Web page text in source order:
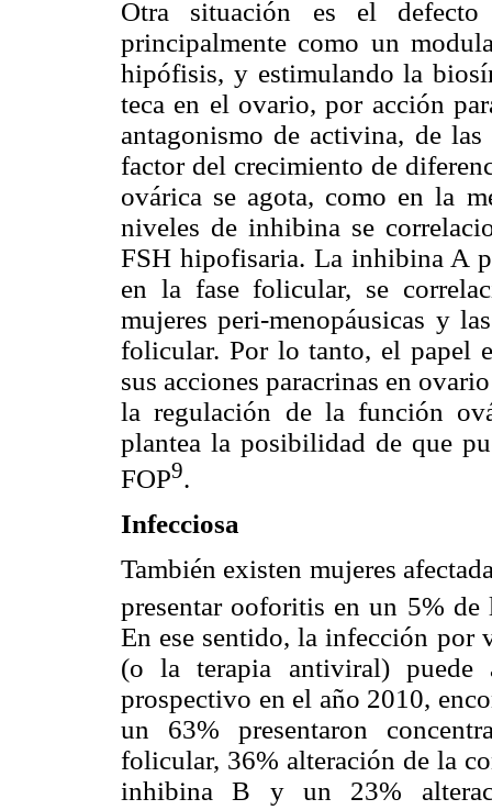
Otra situación es el
principalmente como un
hipófisis, y estimulando la
teca en el ovario, por acción
antagonismo de activina, de
factor del crecimiento de
ovárica se agota, como en la
niveles de inhibina se
FSH hipofisaria. La inhibina A
en la fase folicular, se
mujeres peri-menopáusicas y
folicular. Por lo tanto, el papel
sus acciones paracrinas en
la regulación de la función
plantea la posibilidad de que
FOP9.
Infecciosa
También existen mujeres
presentar ooforitis en un 5% de
En ese sentido, la infección por
(o la terapia antiviral) puede
prospectivo en el año 2010,
un 63% presentaron
folicular, 36% alteración de la
inhibina B y un 23%